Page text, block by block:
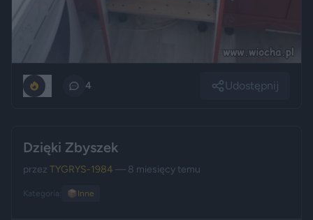
4 Udostępnij
Dzięki Zbyszek
przez TYGRYS-1984 — 8 miesięcy temu
Kategoria: 📦 Inne